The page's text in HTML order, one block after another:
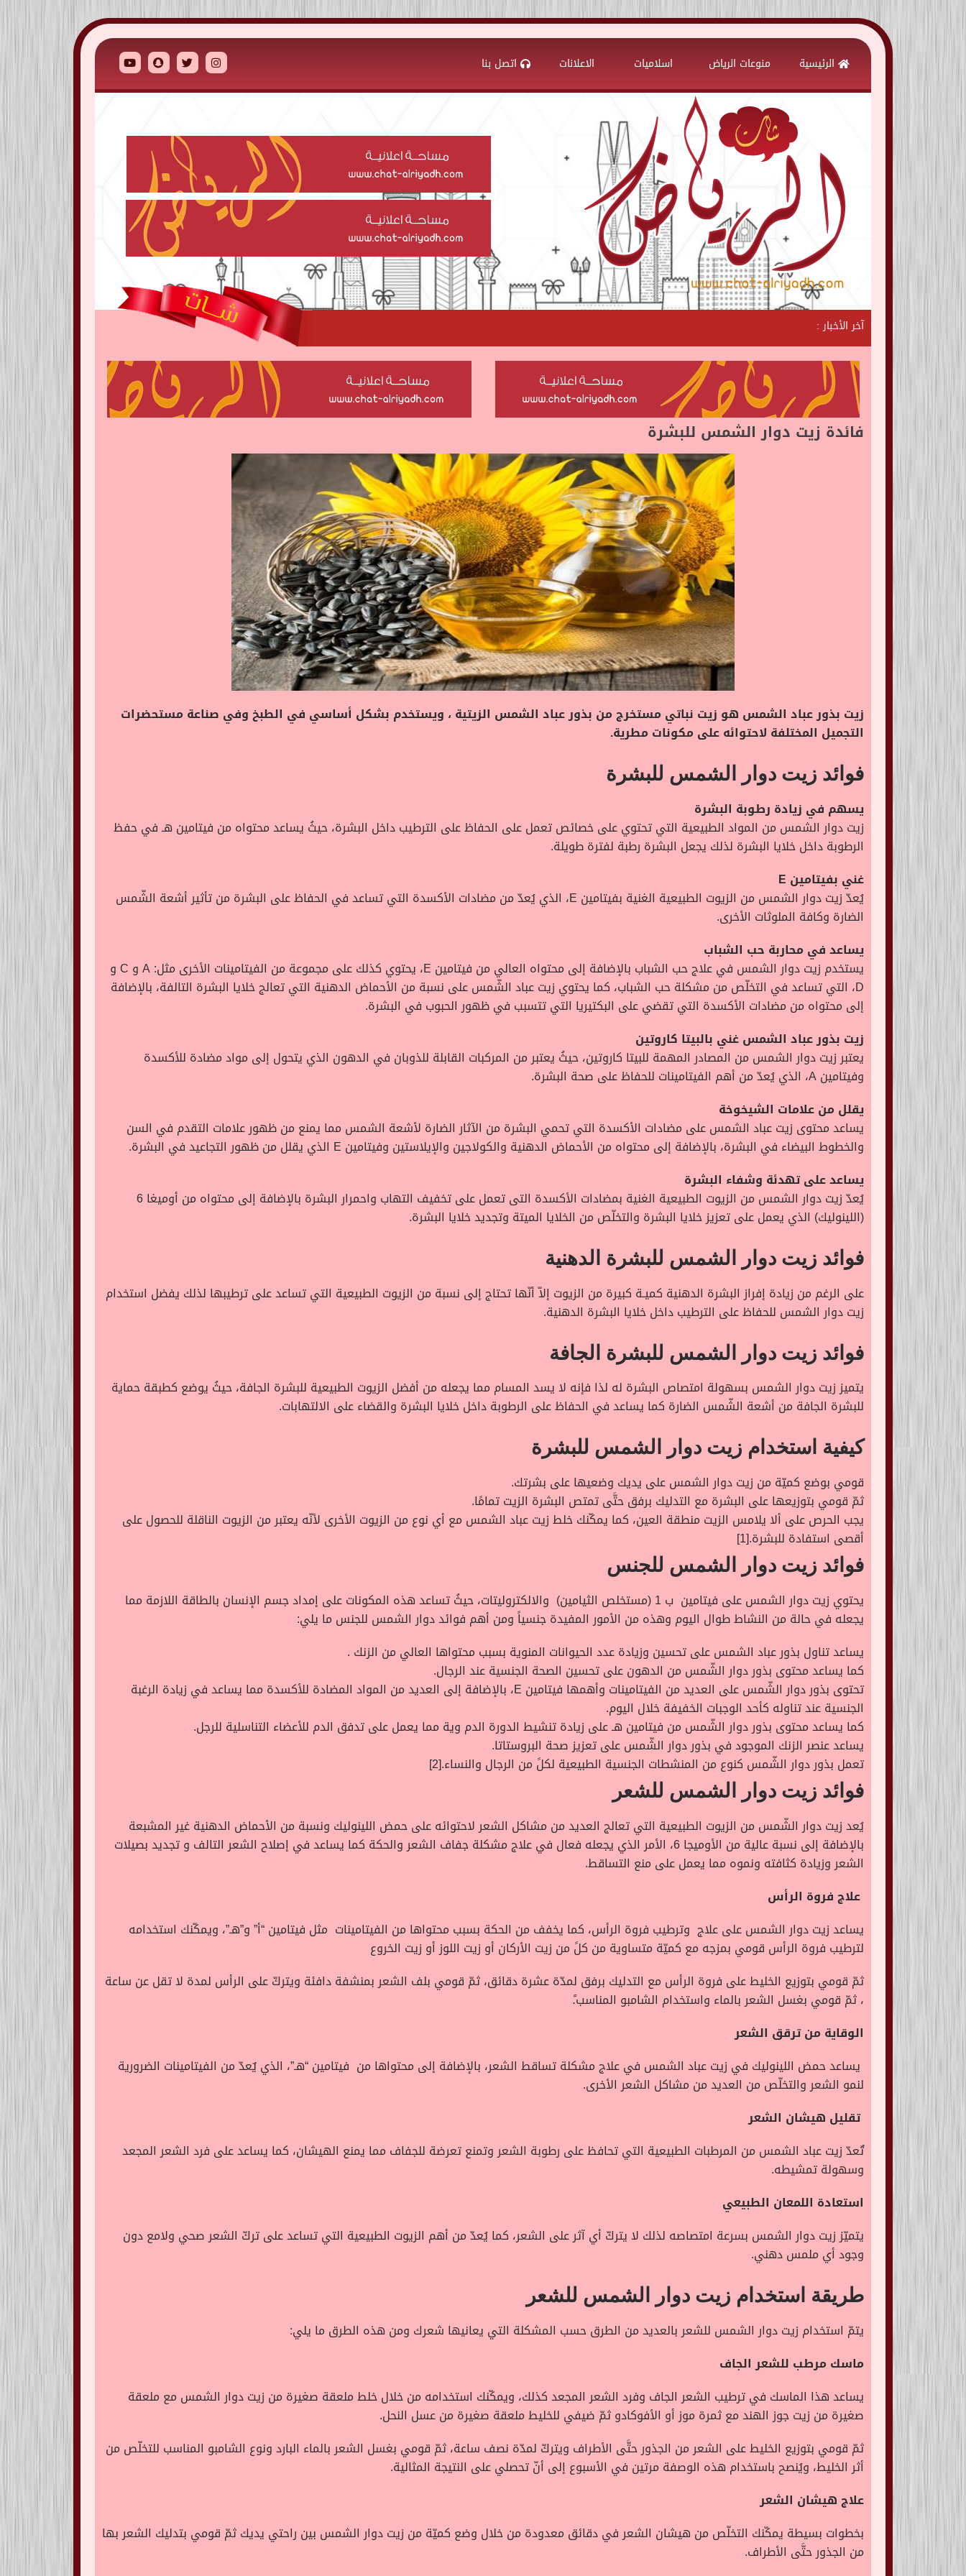
الرئيسية منوعات الرياض اسلاميات الاعلانات اتصل بنا
آخر الأخبار :
فائدة زيت دوار الشمس للبشرة
زيت بذور عباد الشمس هو زيت نباتي مستخرج من بذور عباد الشمس الزيتية ، ويستخدم بشكل أساسي في الطبخ وفي صناعة مستحضرات
التجميل المختلفة لاحتوائه على مكونات مطرية.
فوائد زيت دوار الشمس للبشرة
يسهم في زيادة رطوبة البشرة
زيت دوار الشمس من المواد الطبيعية التي تحتوي على خصائص تعمل على الحفاظ على الترطيب داخل البشرة، حيثُ يساعد محتواه من فيتامين هـ في حفظ
الرطوبة داخل خلايا البشرة لذلك يجعل البشرة رطبة لفترة طويلة.
غني بفيتامين E
يُعدّ زيت دوار الشمس من الزيوت الطبيعية الغنية بفيتامين E، الذي يُعدّ من مضادات الأكسدة التي تساعد في الحفاظ على البشرة من تأثير أشعة الشّمس
الضارة وكافة الملوثات الأخرى.
يساعد في محاربة حب الشباب
يستخدم زيت دوار الشمس في علاج حب الشباب بالإضافة إلى محتواه العالي من فيتامين E، يحتوي كذلك على مجموعة من الفيتامينات الأخرى مثل: A و C و
D، التي تساعد في التخلّص من مشكلة حب الشباب، كما يحتوي زيت عباد الشّمس على نسبة من الأحماض الدهنية التي تعالج خلايا البشرة التالفة، بالإضافة
إلى محتواه من مضادات الأكسدة التي تقضي على البكتيريا التي تتسبب في ظهور الحبوب في البشرة.
زيت بذور عباد الشمس غني بالبيتا كاروتين
يعتبر زيت دوار الشمس من المصادر المهمة للبيتا كاروتين، حيثُ يعتبر من المركبات القابلة للذوبان في الدهون الذي يتحول إلى مواد مضادة للأكسدة
وفيتامين A، الذي يُعدّ من أهم الفيتامينات للحفاظ على صحة البشرة.
يقلل من علامات الشيخوخة
يساعد محتوى زيت عباد الشمس على مضادات الأكسدة التي تحمي البشرة من الآثار الضارة لأشعة الشمس مما يمنع من ظهور علامات التقدم في السن
والخطوط البيضاء في البشرة، بالإضافة إلى محتواه من الأحماض الدهنية والكولاجين والإيلاستين وفيتامين E الذي يقلل من ظهور التجاعيد في البشرة.
يساعد على تهدئة وشفاء البشرة
يُعدّ زيت دوار الشمس من الزيوت الطبيعية الغنية بمضادات الأكسدة التى تعمل على تخفيف التهاب واحمرار البشرة بالإضافة إلى محتواه من أوميغا 6
(اللينوليك) الذي يعمل على تعزيز خلايا البشرة والتخلّص من الخلايا الميتة وتجديد خلايا البشرة.
فوائد زيت دوار الشمس للبشرة الدهنية
على الرغم من زيادة إفراز البشرة الدهنية كميـة كبيرة من الزيوت إلاّ أنّها تحتاج إلى نسبة من الزيوت الطبيعية التي تساعد على ترطيبها لذلك يفضل استخدام
زيت دوار الشمس للحفاظ على الترطيب داخل خلايا البشرة الدهنية.
فوائد زيت دوار الشمس للبشرة الجافة
يتميز زيت دوار الشمس بسهولة امتصاص البشرة له لذا فإنه لا يسد المسام مما يجعله من أفضل الزيوت الطبيعية للبشرة الجافة، حيثُ يوضع كطبقة حماية
للبشرة الجافة من أشعة الشّمس الضارة كما يساعد في الحفاظ على الرطوبة داخل خلايا البشرة والقضاء على الالتهابات.
كيفية استخدام زيت دوار الشمس للبشرة
قومي بوضع كميّة من زيت دوار الشمس على يديك وضعيها على بشرتك.
ثمّ قومي بتوزيعها على البشرة مع التدليك برفق حتَّى تمتص البشرة الزيت تمامًا.
يجب الحرص على ألا يلامس الزيت منطقة العين، كما يمكّنك خلط زيت عباد الشمس مع أي نوع من الزيوت الأخرى لأنّه يعتبر من الزيوت الناقلة للحصول على
أقصى استفادة للبشرة.[1]
فوائد زيت دوار الشمس للجنس
يحتوي زيت دوار الشمس على فيتامين ب 1 (مستخلص الثيامين) والالكتروليتات، حيثُ تساعد هذه المكونات على إمداد جسم الإنسان بالطاقة اللازمة مما
يجعله في حالة من النشاط طوال اليوم وهذه من الأمور المفيدة جنسياً ومن أهم فوائد دوار الشمس للجنس ما يلي:
يساعد تناول بذور عباد الشمس على تحسين وزيادة عدد الحيوانات المنوية بسبب محتواها العالي من الزنك .
كما يساعد محتوى بذور دوار الشّمس من الدهون على تحسين الصحة الجنسية عند الرجال.
تحتوى بذور دوار الشّمس على العديد من الفيتامينات وأهمها فيتامين E، بالإضافة إلى العديد من المواد المضادة للأكسدة مما يساعد في زيادة الرغبة
الجنسية عند تناوله كأحد الوجبات الخفيفة خلال اليوم.
كما يساعد محتوى بذور دوار الشّمس من فيتامين هـ على زيادة تنشيط الدورة الدم وية مما يعمل على تدفق الدم للأعضاء التناسلية للرجل.
يساعد عنصر الزنك الموجود في بذور دوار الشّمس على تعزيز صحة البروستاتا.
تعمل بذور دوار الشّمس كنوع من المنشطات الجنسية الطبيعية لكلً من الرجال والنساء.[2]
فوائد زيت دوار الشمس للشعر
يُعد زيت دوار الشّمس من الزيوت الطبيعية التي تعالج العديد من مشاكل الشعر لاحتوائه على حمض اللينوليك ونسبة من الأحماض الدهنية غير المشبعة
بالإضافة إلى نسبة عالية من الأوميجا 6، الأمر الذي يجعله فعال في علاج مشكلة جفاف الشعر والحكة كما يساعد في إصلاح الشعر التالف و تجديد بصيلات
الشعر وزيادة كثافته ونموه مما يعمل على منع التساقط.
علاج فروة الرأس
يساعد زيت دوار الشمس على علاج وترطيب فروة الرأس، كما يخفف من الحكة بسبب محتواها من الفيتامينات مثل فيتامين “أ” و”هـ”، ويمكّنك استخدامه
لترطيب فروة الرأس قومي بمزجه مع كميّة متساوية من كلً من زيت الأركان أو زيت اللوز أو زيت الخروع
ثمّ قومي بتوزيع الخليط على فروة الرأس مع التدليك برفق لمدّة عشرة دقائق، ثمّ قومي بلف الشعر بمنشفة دافئة ويتركّ على الرأس لمدة لا تقل عن ساعة
، ثمّ قومي بغسل الشعر بالماء واستخدام الشامبو المناسب.ً
الوقاية من ترقق الشعر
يساعد حمض اللينوليك في زيت عباد الشمس في علاج مشكلة تساقط الشعر، بالإضافة إلى محتواها من فيتامين “هـ”، الذي يٌعدّ من الفيتامينات الضرورية
لنمو الشعر والتخلّص من العديد من مشاكل الشعر الأخرى.
تقليل هيشان الشعر
تٌعدّ زيت عباد الشمس من المرطبات الطبيعية التي تحافظ على رطوبة الشعر وتمنع تعرضة للجفاف مما يمنع الهيشان، كما يساعد على فرد الشعر المجعد
وسهولة تمشيطه.
استعادة اللمعان الطبيعي
يتميّز زيت دوار الشمس بسرعة امتصاصه لذلك لا يتركّ أي آثر على الشعر، كما يُعدّ من أهم الزيوت الطبيعية التي تساعد على تركّ الشعر صحي ولامع دون
وجود أي ملمس دهني.
طريقة استخدام زيت دوار الشمس للشعر
يتمّ استخدام زيت دوار الشمس للشعر بالعديد من الطرق حسب المشكلة التي يعانيها شعرك ومن هذه الطرق ما يلي:
ماسك مرطب للشعر الجاف
يساعد هذا الماسك في ترطيب الشعر الجاف وفرد الشعر المجعد كذلك، ويمكّنك استخدامه من خلال خلط ملعقة صغيرة من زيت دوار الشمس مع ملعقة
صغيرة من زيت جوز الهند مع ثمرة موز أو الأفوكادو ثمّ ضيفي للخليط ملعقة صغيرة من عسل النحل.
ثمّ قومي بتوزيع الخليط على الشعر من الجذور حتَّى الأطراف ويتركّ لمدّة نصف ساعة، ثمّ قومي بغسل الشعر بالماء البارد ونوع الشامبو المناسب للتخلّص من
أثر الخليط، ويُنصح باستخدام هذه الوصفة مرتين في الأسبوع إلى أنّ تحصلي على النتيجة المثالية.
علاج هيشان الشعر
بخطوات بسيطة يمكّنك التخلّص من هيشان الشعر في دقائق معدودة من خلال وضع كميّة من زيت دوار الشمس بين راحتي يديك ثمّ قومي بتدليك الشعر بها
من الجذور حتَّى الأطراف.